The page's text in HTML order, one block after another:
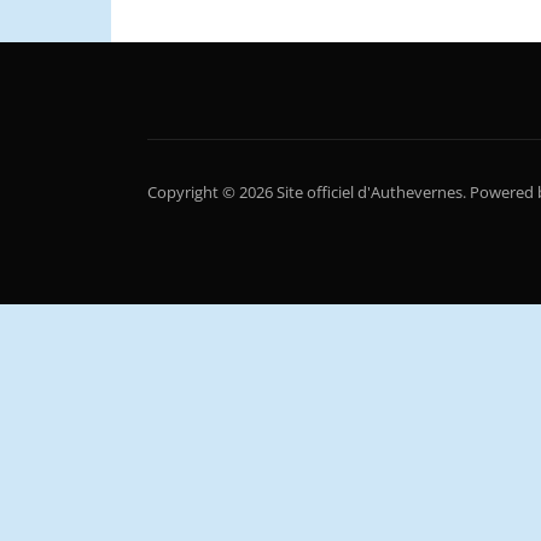
Copyright © 2026 Site officiel d'Authevernes. Powered